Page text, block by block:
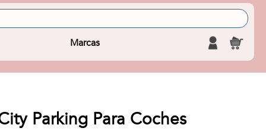
Marcas
Parking Para Coches